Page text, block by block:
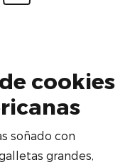
cookies
soñado con
grandes,